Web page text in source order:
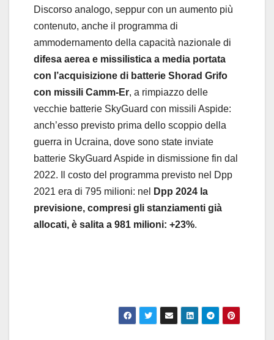
Discorso analogo, seppur con un aumento più
contenuto, anche il programma di
ammodernamento della capacità nazionale di
difesa aerea e missilistica a media portata
con l’acquisizione di batterie Shorad Grifo
con missili Camm-Er, a rimpiazzo delle
vecchie batterie SkyGuard con missili Aspide:
anch’esso previsto prima dello scoppio della
guerra in Ucraina, dove sono state inviate
batterie SkyGuard Aspide in dismissione fin dal
2022. Il costo del programma previsto nel Dpp
2021 era di 795 milioni: nel
Dpp 2024 la
previsione, compresi gli stanziamenti già
allocati, è salita a 981 milioni: +23%.